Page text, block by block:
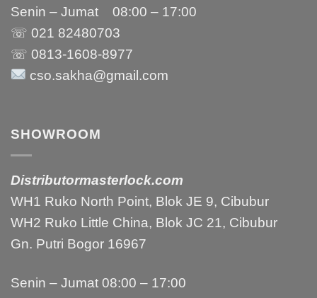
Senin – Jumat 08:00 – 17:00
☏ 021 82480703
☏ 0813-1608-8977
cso.sakha@gmail.com
SHOWROOM
Distributormasterlock.com
WH1 Ruko North Point, Blok JE 9, Cibubur
WH2 Ruko Little China, Blok JC 21, Cibubur
Gn. Putri Bogor 16967
Senin – Jumat 08:00 – 17:00